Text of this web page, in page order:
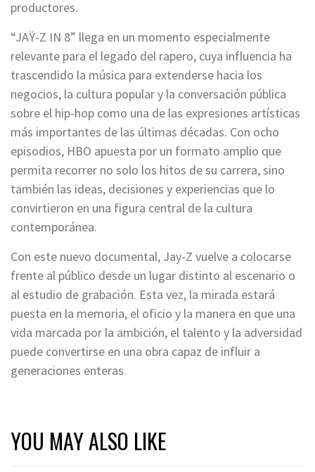
productores.
“JAŸ-Z IN 8” llega en un momento especialmente
relevante para el legado del rapero, cuya influencia ha
trascendido la música para extenderse hacia los
negocios, la cultura popular y la conversación pública
sobre el hip-hop como una de las expresiones artísticas
más importantes de las últimas décadas. Con ocho
episodios, HBO apuesta por un formato amplio que
permita recorrer no solo los hitos de su carrera, sino
también las ideas, decisiones y experiencias que lo
convirtieron en una figura central de la cultura
contemporánea.
Con este nuevo documental, Jay-Z vuelve a colocarse
frente al público desde un lugar distinto al escenario o
al estudio de grabación. Esta vez, la mirada estará
puesta en la memoria, el oficio y la manera en que una
vida marcada por la ambición, el talento y la adversidad
puede convertirse en una obra capaz de influir a
generaciones enteras.
YOU MAY ALSO LIKE